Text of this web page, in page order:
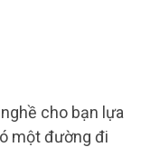
cho bạn lựa
một đường đi